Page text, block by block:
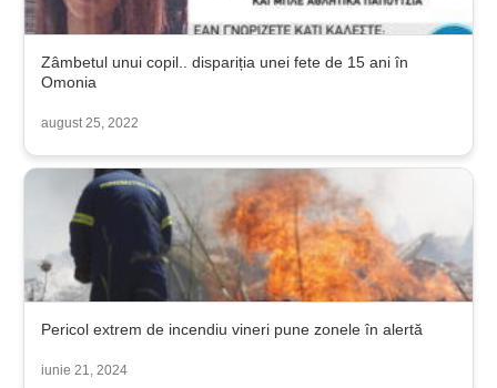
Zâmbetul unui copil.. dispariția unei fete de 15 ani în
Omonia
august 25, 2022
Pericol extrem de incendiu vineri pune zonele în alertă
iunie 21, 2024